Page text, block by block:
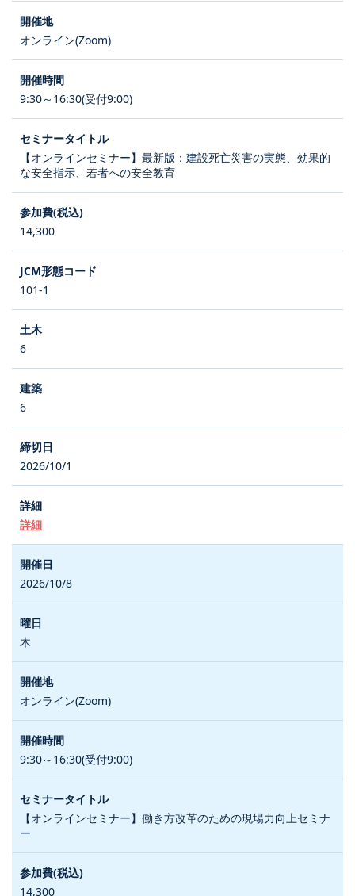
オンライン(Zoom)
9:30～16:30(受付9:00)
【オンラインセミナー】最新版：建設死亡災害の実態、効果的
な安全指示、若者への安全教育
14,300
101-1
6
6
2026/10/1
詳細
2026/10/8
木
オンライン(Zoom)
9:30～16:30(受付9:00)
【オンラインセミナー】働き方改革のための現場力向上セミナ
ー
14,300